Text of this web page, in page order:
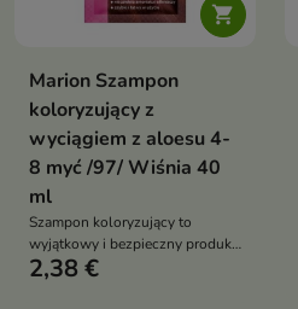

Marion Szampon
koloryzujący z
wyciągiem z aloesu 4-
8 myć /97/ Wiśnia 40
ml
Szampon koloryzujący to
wyjątkowy i bezpieczny produkt
do koloryzacji włosów oparty na
2,38 €